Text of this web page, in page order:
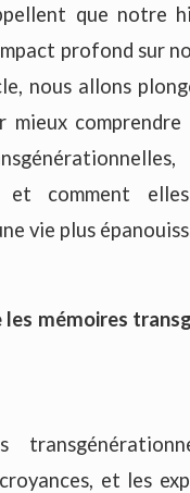
que notre
profond sur
nous allons
mieux
et comment
vie plus
mémoires
et les